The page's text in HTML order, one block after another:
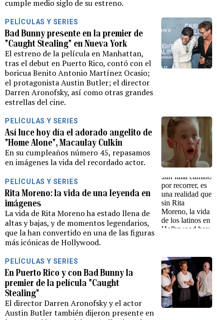
cumple medio siglo de su estreno.
PELÍCULAS Y SERIES
Bad Bunny presente en la premier de
"Caught Stealing" en Nueva York
El estreno de la película en Manhattan,
tras el debut en Puerto Rico, contó con el
boricua Benito Antonio Martínez Ocasio;
el protagonista Austin Butler; el director
Darren Aronofsky, así como otras grandes
estrellas del cine.
PELÍCULAS Y SERIES
Así luce hoy día el adorado angelito de
"Home Alone", Macaulay Culkin
En su cumpleaños número 45, repasamos
en imágenes la vida del recordado actor.
PELÍCULAS Y SERIES
Rita Moreno: la vida de una leyenda en
imágenes
La vida de Rita Moreno ha estado llena de
altas y bajas, y de momentos legendarios,
que la han convertido en una de las figuras
más icónicas de Hollywood.
PELÍCULAS Y SERIES
En Puerto Rico y con Bad Bunny la
premier de la película "Caught
Stealing"
El director Darren Aronofsky y el actor
Austin Butler también dijeron presente en